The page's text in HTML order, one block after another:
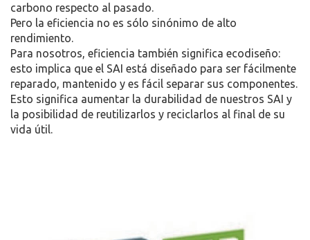
carbono respecto al pasado.
Pero la eficiencia no es sólo sinónimo de alto
rendimiento.
Para nosotros, eficiencia también significa ecodiseño:
esto implica que el SAI está diseñado para ser fácilmente
reparado, mantenido y es fácil separar sus componentes.
Esto significa aumentar la durabilidad de nuestros SAI y
la posibilidad de reutilizarlos y reciclarlos al final de su
vida útil.